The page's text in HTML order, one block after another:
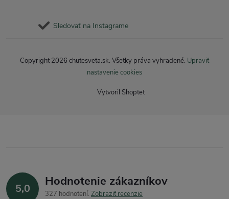
Sledovať na Instagrame
Vytvoril Shoptet
Copyright 2026 chutesveta.sk. Všetky práva vyhradené. Upraviť
nastavenie cookies
5,0 Hodnotenie zákazníkov
327 hodnotení Zobraziť recenzie